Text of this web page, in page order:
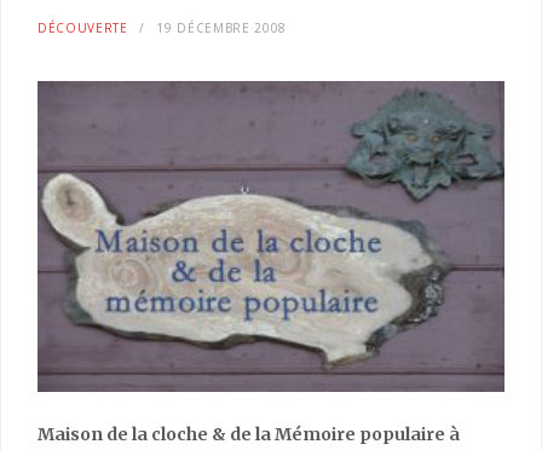
DÉCOUVERTE 19 DÉCEMBRE 2008
Maison de la cloche & de la Mémoire populaire à